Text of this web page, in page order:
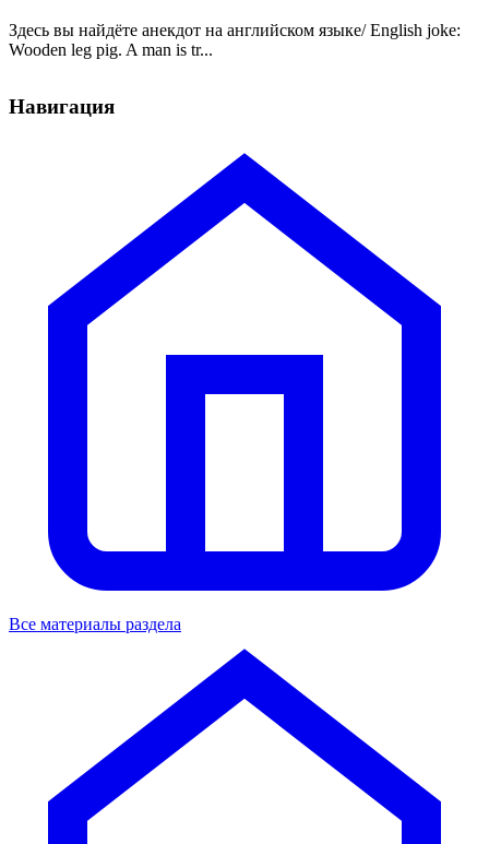
Здесь вы найдёте анекдот на английском языке/ English joke:
Wooden leg pig. A man is tr...
Навигация
Все материалы раздела